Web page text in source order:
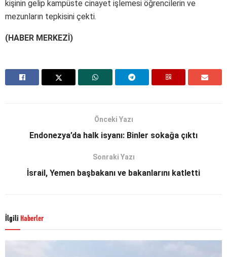
kişinin gelip kampüste cinayet işlemesi öğrencilerin ve
mezunların tepkisini çekti.
(HABER MERKEZİ)
Önceki Yazı
Endonezya’da halk isyanı: Binler sokağa çıktı
Sonraki Yazı
İsrail, Yemen başbakanı ve bakanlarını katletti
İlgili Haberler